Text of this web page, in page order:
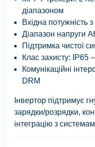
діапазоном
Вхідна
Діапазон напруги
Підтримка чистої
Клас захисту: IP65
Комунікаційні
DRM
Інвертор підтримує
зарядки/розрядки,
інтеграцію з